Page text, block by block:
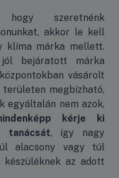
szeretnénk
akkor le kell
klíma márka mellett.
jól bejáratott márka
vásárolt
megbízható,
egyáltalán nem azok,
kérje ki
tanácsát, így nagy
alacsony vagy túl
készüléknek az adott